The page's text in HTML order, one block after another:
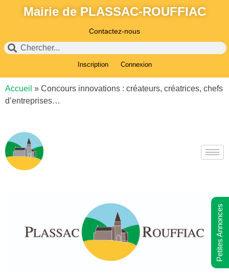
Mairie de PLASSAC-ROUFFIAC
Contactez-nous
Inscription Connexion
Accueil » Concours innovations : créateurs, créatrices, chefs
d’entreprises…
Petites Annonces